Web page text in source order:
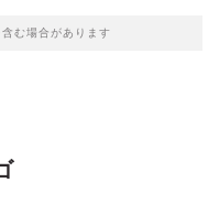
む場合があります